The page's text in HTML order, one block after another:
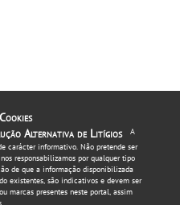
Alternativa de Litígios
A
carácter informativo. Não pretende ser
responsabilizamos por qualquer tipo
de que a informação disponibilizada
existentes, são indicativos e devem ser
marcas presentes neste portal, assim